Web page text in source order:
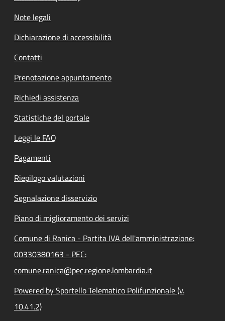
Note legali
Dichiarazione di accessibilità
Contatti
Prenotazione appuntamento
Richiedi assistenza
Statistiche del portale
Leggi le FAQ
Pagamenti
Riepilogo valutazioni
Segnalazione disservizio
Piano di miglioramento dei servizi
Comune di Ranica - Partita IVA dell'amministrazione:
00330380163 - PEC:
comune.ranica@pec.regione.lombardia.it
Powered by Sportello Telematico Polifunzionale (v.
10.41.2)